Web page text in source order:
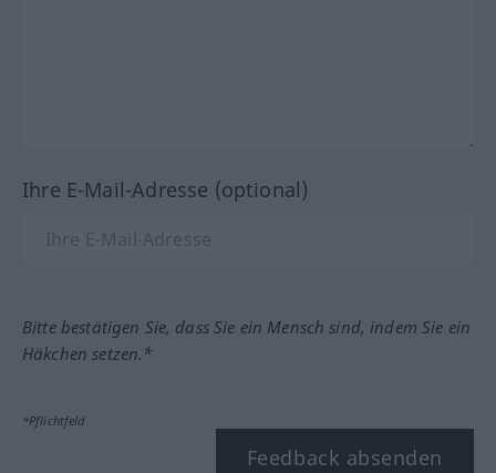
Ihre E-Mail-Adresse (optional)
Bitte bestätigen Sie, dass Sie ein Mensch sind, indem Sie ein
Häkchen setzen.*
*Pflichtfeld
Feedback absenden